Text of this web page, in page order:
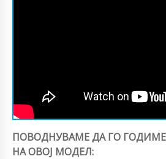
ПОВОДНУВАМЕ ДА ГО
НА ОВОЈ МОДЕЛ: